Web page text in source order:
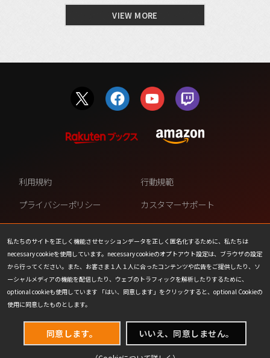
VIEW MORE
私たちのサイトを正しく機能させセッションデータを正しく匿名化するために、私たちは
necessary cookieを使用しています。necessary cookieのオプトアウト設定は、ブラウザの設定
から行ってください。また、お客さま１人１人に合ったコンテンツや広告をご提供したり、ソ
ーシャルメディアの機能を配信したり、ウェブのトラフィックを解析したりするために、
optional cookieも使用しています 「はい、同意します」をクリックすると、optional Cookieの
使用に同意したものとします。
同意します。 いいえ、同意しません。
利用規約
行動規範
プライバシーポリシー
カスタマーサポート
ファンコンテンツ・ポリシー
個人情報の販売や共有を許可し
ない
COOKIE
プレスリリース
会社情報
お問い合わせ